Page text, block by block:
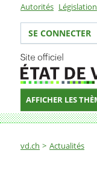
Sous-
Autorités Législation
Votre
SE CONNECTER
AFFICHER LES
Fil
vd.ch Actualités
Promotion du